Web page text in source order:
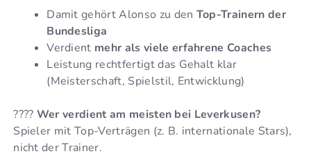
Damit gehört Alonso zu den Top-Trainern der
Bundesliga
Verdient mehr als viele erfahrene Coaches
Leistung rechtfertigt das Gehalt klar
(Meisterschaft, Spielstil, Entwicklung)
???? Wer verdient am meisten bei Leverkusen?
Spieler mit Top-Verträgen (z. B. internationale Stars),
nicht der Trainer.